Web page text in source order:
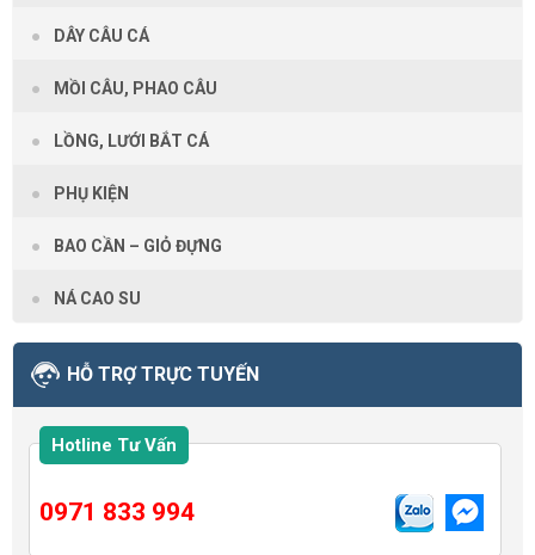
DÂY CÂU CÁ
MỒI CÂU, PHAO CÂU
LỒNG, LƯỚI BẮT CÁ
PHỤ KIỆN
BAO CẦN – GIỎ ĐỰNG
NÁ CAO SU
HỖ TRỢ TRỰC TUYẾN
Hotline Tư Vấn
0971 833 994